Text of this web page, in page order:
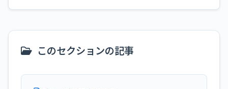
このセクションの記事